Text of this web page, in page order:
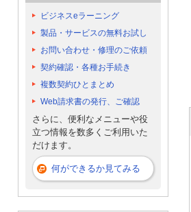
ビジネスeラーニング
製品・サービスの無料お試し
お問い合わせ・修理のご依頼
契約確認・各種お手続き
複数契約ひとまとめ
Web請求書の発行、ご確認
さらに、便利なメニューや役
立つ情報を数多くご利用いた
だけます。
何ができるか見てみる